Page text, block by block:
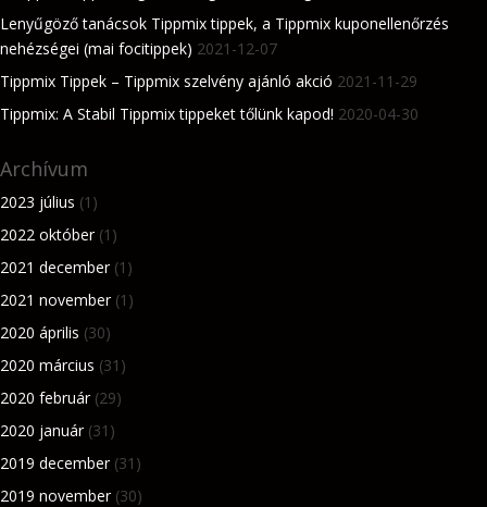
Lenyűgöző tanácsok Tippmix tippek, a Tippmix kuponellenőrzés
nehézségei (mai focitippek) 2021-12-07
Tippmix Tippek – Tippmix szelvény ajánló akció 2021-11-29
Tippmix: A Stabil Tippmix tippeket tőlünk kapod! 2020-04-30
Archívum
2023 július (1)
2022 október(1)
2021 december(1)
2021 november(1)
2020 április (30)
2020 március (31)
2020 február(29)
2020 január(31)
2019 december(31)
2019 november(30)